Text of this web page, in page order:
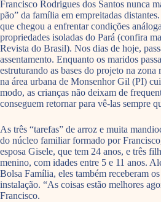
Francisco Rodrigues dos Santos nunca
pão” da família em empreitadas
que chegou a enfrentar condições
propriedades isoladas do Pará (confira
Revista do Brasil). Nos dias de hoje,
assentamento. Enquanto os maridos
estruturando as bases do projeto na zona
na área urbana de Monsenhor Gil (PI)
modo, as crianças não deixam de
conseguem retornar para vê-las sempre
As três “tarefas” de arroz e muita
do núcleo familiar formado por
esposa Gisele, que tem 24 anos, e três
menino, com idades entre 5 e 11 anos.
Bolsa Família, eles também receberam
instalação. “As coisas estão melhores
Francisco.